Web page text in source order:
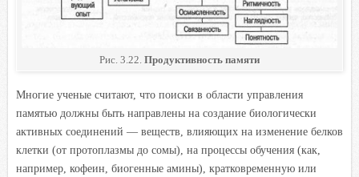
Рис. 3.22. Продуктивность памяти
Многие ученые считают, что поиски в области управления
памятью должны быть направлены на создание биологически
активных соединений — веществ, влияющих на изменение белков
клетки (от протоплазмы до сомы), на процессы обучения (как,
например, кофеин, биогенные амины), кратковременную или